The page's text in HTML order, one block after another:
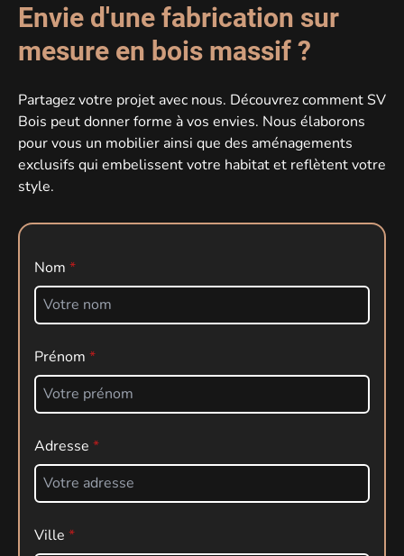
Envie d'une fabrication sur
mesure en bois massif ?
Partagez votre projet avec nous. Découvrez comment SV
Bois peut donner forme à vos envies. Nous élaborons
pour vous un mobilier ainsi que des aménagements
exclusifs qui embelissent votre habitat et reflètent votre
style.
Nom
Prénom
Adresse
Ville